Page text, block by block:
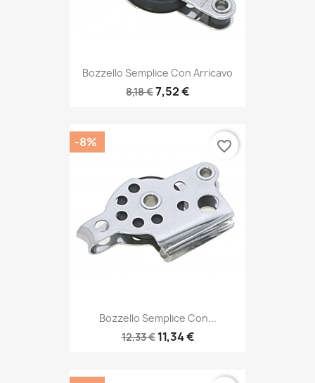
Bozzello Semplice Con Arricavo
8,18 €7,52 €
Bozzello Semplice Con...
12,33 € 11,34 €
-8% favorite_border